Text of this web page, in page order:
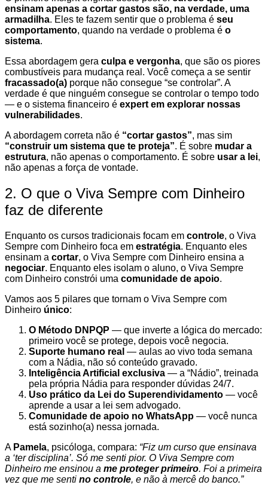
ensinam apenas a cortar gastos são, na verdade, uma
armadilha. Eles te fazem sentir que o problema é seu
comportamento, quando na verdade o problema é o
sistema.
Essa abordagem gera culpa e vergonha, que são os piores
combustíveis para mudança real. Você começa a se sentir
fracassado(a) porque não consegue “se controlar”. A
verdade é que ninguém consegue se controlar o tempo todo
— e o sistema financeiro é expert em explorar nossas
vulnerabilidades.
A abordagem correta não é “cortar gastos”, mas sim
“construir um sistema que te proteja”. É sobre mudar a
estrutura, não apenas o comportamento. É sobre usar a lei,
não apenas a força de vontade.
2. O que o Viva Sempre com Dinheiro
faz de diferente
Enquanto os cursos tradicionais focam em controle, o Viva
Sempre com Dinheiro foca em estratégia. Enquanto eles
ensinam a cortar, o Viva Sempre com Dinheiro ensina a
negociar. Enquanto eles isolam o aluno, o Viva Sempre
com Dinheiro constrói uma comunidade de apoio.
Vamos aos 5 pilares que tornam o Viva Sempre com
Dinheiro único:
O Método DNPQP — que inverte a lógica do mercado:
primeiro você se protege, depois você negocia.
Suporte humano real — aulas ao vivo toda semana
com a Nádia, não só conteúdo gravado.
Inteligência Artificial exclusiva — a “Nádio”, treinada
pela própria Nádia para responder dúvidas 24/7.
Uso prático da Lei do Superendividamento — você
aprende a usar a lei sem advogado.
Comunidade de apoio no WhatsApp — você nunca
está sozinho(a) nessa jornada.
A Pamela, psicóloga, compara: “Fiz um curso que ensinava
a ‘ter disciplina’. Só me senti pior. O Viva Sempre com
Dinheiro me ensinou a me proteger primeiro. Foi a primeira
vez que me senti no controle, e não à mercê do banco.”